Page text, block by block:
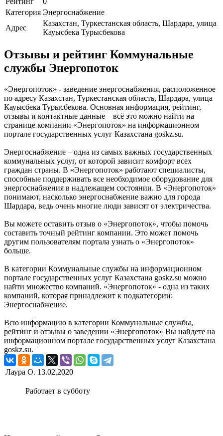
Категория Энергоснабжение
Адрес
Казахстан, Туркестанская область, Шардара, улица
Кауысбека Турысбекова
Отзывы и рейтинг Коммунальные
службы Энергопоток
«Энергопоток» - заведение энергоснабжения, расположенное
по адресу Казахстан, Туркестанская область, Шардара, улица
Кауысбека Турысбекова. Основная информация, рейтинг,
отзывы и контактные данные – всё это можно найти на
странице компании «Энергопоток» на информационном
портале государственных услуг Казахстана goskz.su.
Энергоснабжение – одна из самых важных государственных
коммунальных услуг, от которой зависит комфорт всех
граждан страны. В «Энергопоток» работают специалисты,
способные поддерживать все необходимое оборудование для
энергоснабжения в надлежащем состоянии. В «Энергопоток»
понимают, насколько энергоснабжение важно для города
Шардара, ведь очень многие люди зависят от электричества.
Вы можете оставить отзыв о «Энергопоток», чтобы помочь
составить точный рейтинг компании. Это может помочь
другим пользователям портала узнать о «Энергопоток»
больше.
В категории Коммунальные службы на информационном
портале государственных услуг Казахстана goskz.su можно
найти множество компаний. «Энергопоток» - одна из таких
компаний, которая принадлежит к подкатегории:
Энергоснабжение.
Всю информацию в категории Коммунальные службы,
рейтинг и отзывы о заведении «Энергопоток» Вы найдете на
информационном портале государственных услуг Казахстана
goskz.su.
Лаура О. 13.02.2020
Работает в субботу